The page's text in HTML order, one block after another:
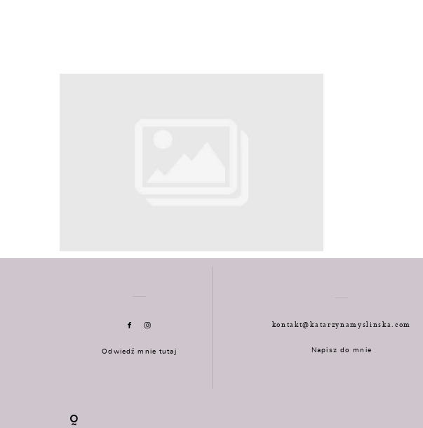
Odwiedź mnie tutaj
kontakt@katarzynamyslinska.com
Napisz do mnie